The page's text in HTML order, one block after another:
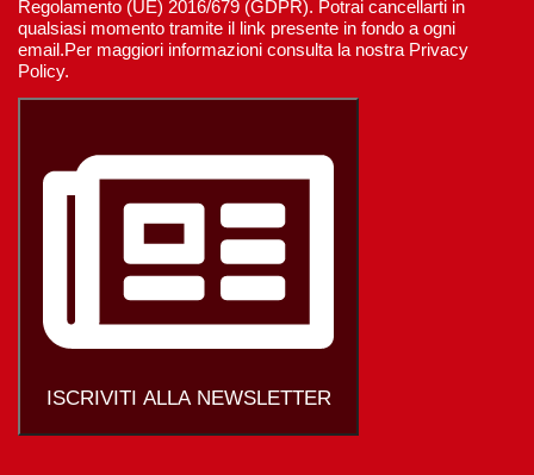
Regolamento (UE) 2016/679 (GDPR). Potrai cancellarti in
qualsiasi momento tramite il link presente in fondo a ogni
email.Per maggiori informazioni consulta la nostra Privacy
Policy.
ISCRIVITI ALLA NEWSLETTER